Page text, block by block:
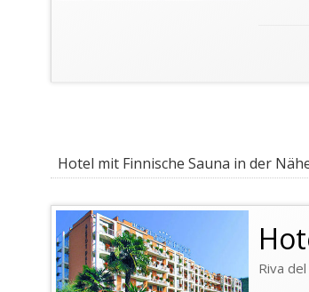
Hotel mit Finnische Sauna in der
Riva